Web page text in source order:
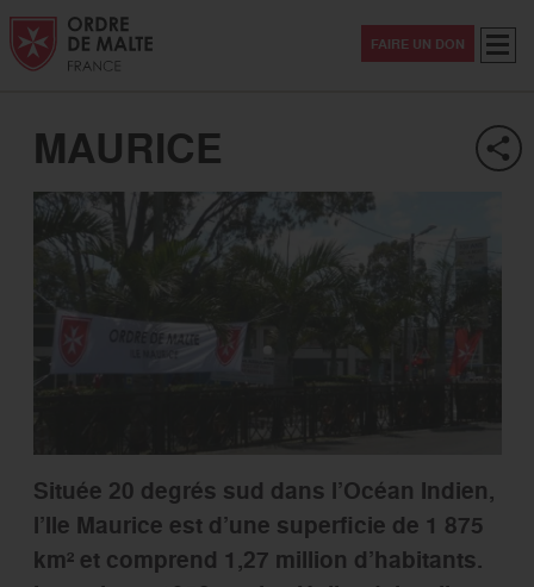
Aller au contenu
Aller à la recherche
Aller au menu
FAIRE UN DON
MAURICE
Située 20 degrés sud dans l’Océan Indien,
l’Ile Maurice est d’une superficie de 1 875
km² et comprend 1,27 million d’habitants.